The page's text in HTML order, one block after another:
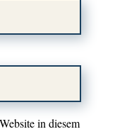
in diesem